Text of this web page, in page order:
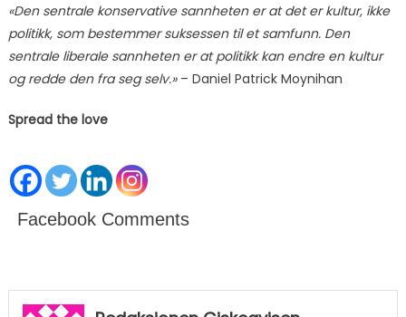
«Den sentrale konservative sannheten er at det er kultur, ikke
politikk, som bestemmer suksessen til et samfunn. Den
sentrale liberale sannheten er at politikk kan endre en kultur
og redde den fra seg selv.» – Daniel Patrick Moynihan
Spread the love
Facebook Comments